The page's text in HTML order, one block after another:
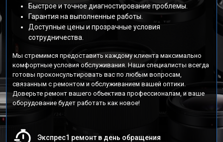
Быстрое и точное диагностирование проблемы.
Гарантия на выполненные работы.
Доступные цены и прозрачные условия
сотрудничества.
Мы стремимся предоставить каждому клиента максимально
комфортные условия обслуживания. Наши специалисты всегда
готовы проконсультировать вас по любым вопросам,
связанным с ремонтом и обслуживанием вашей оптики.
Доверьте ремонт вашего объектива профессионалам, и ваше
оборудование будет работать как новое!
Экспрес1 ремонт в день обращения